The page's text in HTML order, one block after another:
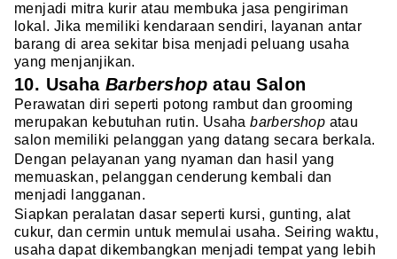
menjadi mitra kurir atau membuka jasa pengiriman
lokal. Jika memiliki kendaraan sendiri, layanan antar
barang di area sekitar bisa menjadi peluang usaha
yang menjanjikan.
10. Usaha Barbershop atau Salon
Perawatan diri seperti potong rambut dan grooming
merupakan kebutuhan rutin. Usahabarbershop atau
salon memiliki pelanggan yang datang secara berkala.
Dengan pelayanan yang nyaman dan hasil yang
memuaskan, pelanggan cenderung kembali dan
menjadi langganan.
Siapkan peralatan dasar seperti kursi, gunting, alat
cukur, dan cermin untuk memulai usaha. Seiring waktu,
usaha dapat dikembangkan menjadi tempat yang lebih